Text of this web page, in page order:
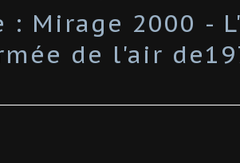
: Mirage 2000 -
de l'air